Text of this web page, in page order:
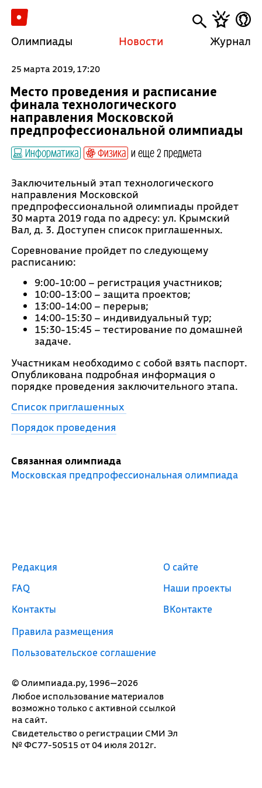
Олимпиады Новости Журнал
25 марта 2019, 17:20
Место проведения и расписание
финала технологического
направления Московской
предпрофессиональной олимпиады
Информатика Физика и еще 2 предмета
Заключительный этап технологического
направления Московской
предпрофессиональной олимпиады пройдет
30 марта 2019 года по адресу: ул. Крымский
Вал, д. 3. Доступен список приглашенных.
Соревнование пройдет по следующему
расписанию:
9:00-10:00 – регистрация участников;
10:00-13:00 – защита проектов;
13:00-14:00 – перерыв;
14:00-15:30 – индивидуальный тур;
15:30-15:45 – тестирование по домашней
задаче.
Участникам необходимо с собой взять паспорт.
Опубликована подробная информация о
порядке проведения заключительного этапа.
Список приглашенных
Порядок проведения
Связанная олимпиада
Московская предпрофессиональная олимпиада
© Олимпиада.ру, 1996—2026
Любое использование материалов
возможно только с активной ссылкой
на сайт.
Свидетельство о регистрации СМИ Эл
№ ФС77-50515 от 04 июля 2012г.
Редакция
FAQ
Контакты
Правила размещения
Пользовательское соглашение
О сайте
Наши проекты
ВКонтакте